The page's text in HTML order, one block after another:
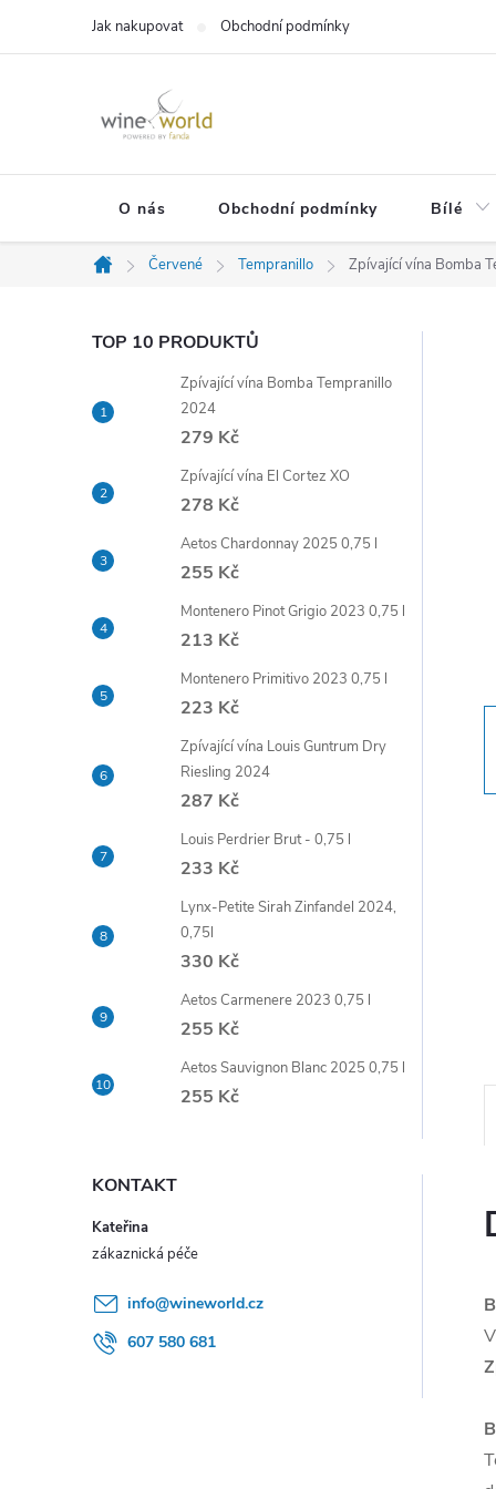
Jak nakupovat Obchodní podmínky
O nás Obchodní podmínky Bílé
Domů
Červené Tempranillo Zpívající vína Bomba
P
o
s
t
r
a
n
í
p
a
n
e
l
TOP 10 PRODUKTŮ
Zpívající vína Bomba Tempranillo
2024
279 Kč
Zpívající vína El Cortez XO
278 Kč
Aetos Chardonnay 2025 0,75 l
255 Kč
Montenero Pinot Grigio 2023 0,75 l
213 Kč
Montenero Primitivo 2023 0,75 l
223 Kč
Zpívající vína Louis Guntrum Dry
Riesling 2024
287 Kč
Louis Perdrier Brut - 0,75 l
233 Kč
Lynx-Petite Sirah Zinfandel 2024,
0,75l
330 Kč
Aetos Carmenere 2023 0,75 l
255 Kč
Aetos Sauvignon Blanc 2025 0,75 l
255 Kč
KONTAKT
Kateřina
info@wineworld.cz
607 580 681